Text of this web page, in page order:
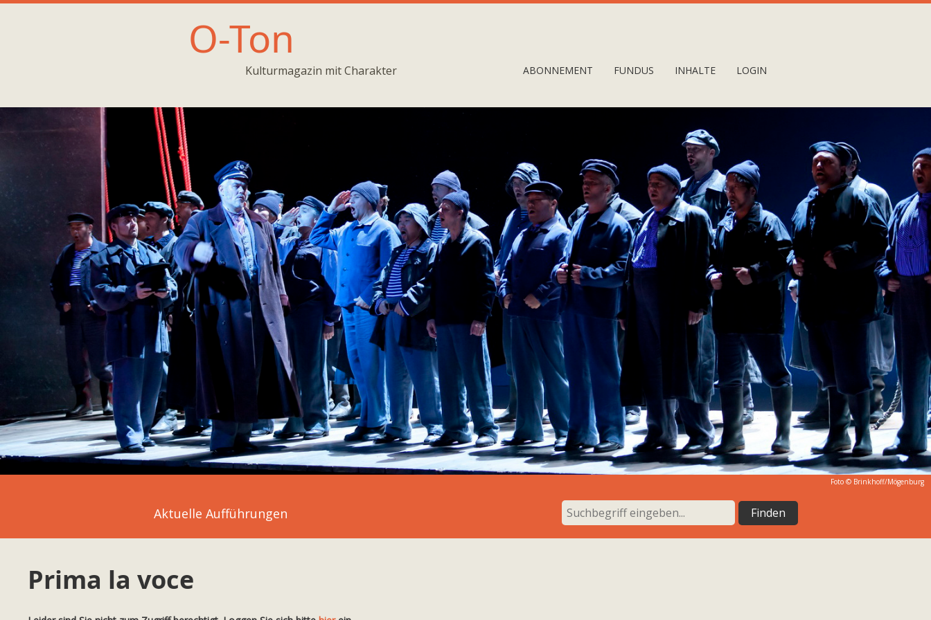
O-Ton
Kulturmagazin mit Charakter ABONNEMENT FUNDUS INHALTE LOGIN
Foto © Brinkhoff/Mögenburg
Aktuelle Aufführungen
Prima la voce